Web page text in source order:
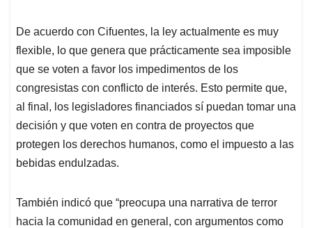
De acuerdo con Cifuentes, la ley actualmente es muy
flexible, lo que genera que prácticamente sea imposible
que se voten a favor los impedimentos de los
congresistas con conflicto de interés. Esto permite que,
al final, los legisladores financiados sí puedan tomar una
decisión y que voten en contra de proyectos que
protegen los derechos humanos, como el impuesto a las
bebidas endulzadas.
También indicó que “preocupa una narrativa de terror
hacia la comunidad en general, con argumentos como